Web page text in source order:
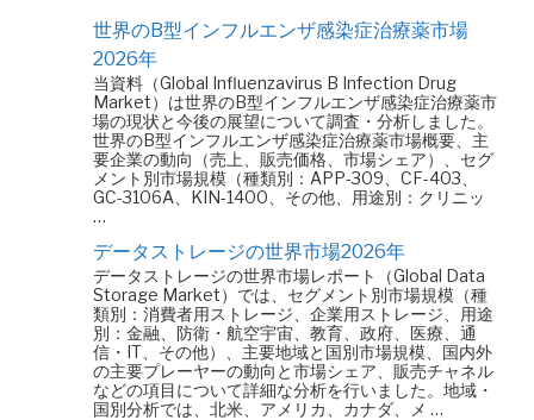
世界のB型インフルエンザ感染症治療薬市場
2026年
当資料（Global Influenzavirus B Infection Drug
Market）は世界のB型インフルエンザ感染症治療薬市
場の現状と今後の展望について調査・分析しました。
世界のB型インフルエンザ感染症治療薬市場概要、主
要企業の動向（売上、販売価格、市場シェア）、セグ
メント別市場規模（種類別：APP-309、CF-403、
GC-3106A、KIN-1400、その他、用途別：クリニッ
…
データストレージの世界市場2026年
データストレージの世界市場レポート（Global Data
Storage Market）では、セグメント別市場規模（種
類別：消費者用ストレージ、企業用ストレージ、用途
別：金融、防衛・航空宇宙、教育、政府、医療、通
信・IT、その他）、主要地域と国別市場規模、国内外
の主要プレーヤーの動向と市場シェア、販売チャネル
などの項目について詳細な分析を行いました。地域・
国別分析では、北米、アメリカ、カナダ、メ …